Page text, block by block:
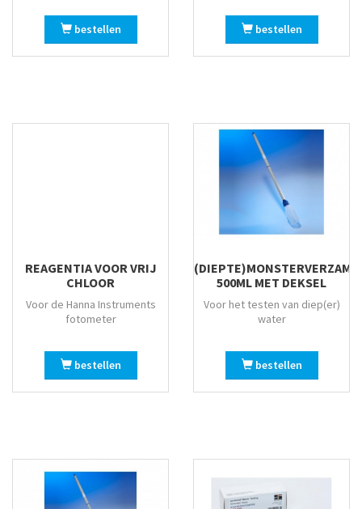
bestellen bestellen
REAGENTIA VOOR VRIJ
CHLOOR
Voor de Hanna Instruments
fotometer
bestellen
500ML MET DEKSEL
Voor het testen van diep(er)
water
bestellen